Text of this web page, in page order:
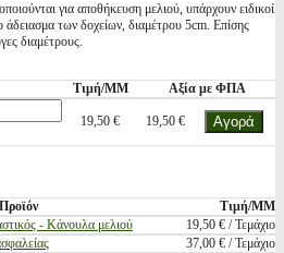
για αποθήκευση μελιού, υπάρχουν ειδικοί
άδειασμα των δοχείων, διαμέτρου 5cm. Επίσης
διαμέτρους.
Τιμή/ΜΜ Αξία με ΦΠΑ
19,50 € 19,50 €
Προϊόν
Τιμή/ΜΜ
- Κάνουλα μελιού
19,50 € / Τεμάχιο
37,00 € / Τεμάχιο